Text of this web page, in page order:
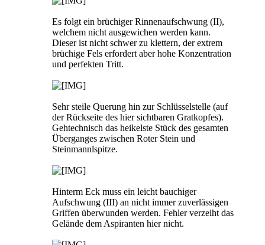
Es folgt ein brüchiger Rinnenaufschwung (II),
welchem nicht ausgewichen werden kann.
Dieser ist nicht schwer zu klettern, der extrem
brüchige Fels erfordert aber hohe Konzentration
und perfekten Tritt.
Sehr steile Querung hin zur Schlüsselstelle (auf
der Rückseite des hier sichtbaren Gratkopfes).
Gehtechnisch das heikelste Stück des gesamten
Überganges zwischen Roter Stein und
Steinmannlspitze.
Hinterm Eck muss ein leicht bauchiger
Aufschwung (III) an nicht immer zuverlässigen
Griffen überwunden werden. Fehler verzeiht das
Gelände dem Aspiranten hier nicht.